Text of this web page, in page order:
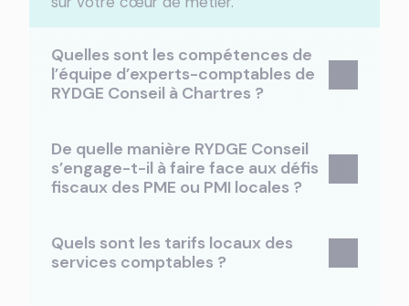
Quelles sont les compétences de
l’équipe d’experts-comptables de
RYDGE Conseil à Chartres ?
De quelle manière RYDGE Conseil
s’engage-t-il à faire face aux défis
fiscaux des PME ou PMI locales ?
Quels sont les tarifs locaux des
services comptables ?